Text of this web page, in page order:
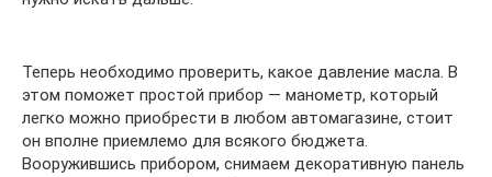
Теперь необходимо проверить, какое давление масла. В
этом поможет простой прибор — манометр, который
легко можно приобрести в любом автомагазине, стоит
он вполне приемлемо для всякого бюджета.
Вооружившись прибором, снимаем декоративную панель